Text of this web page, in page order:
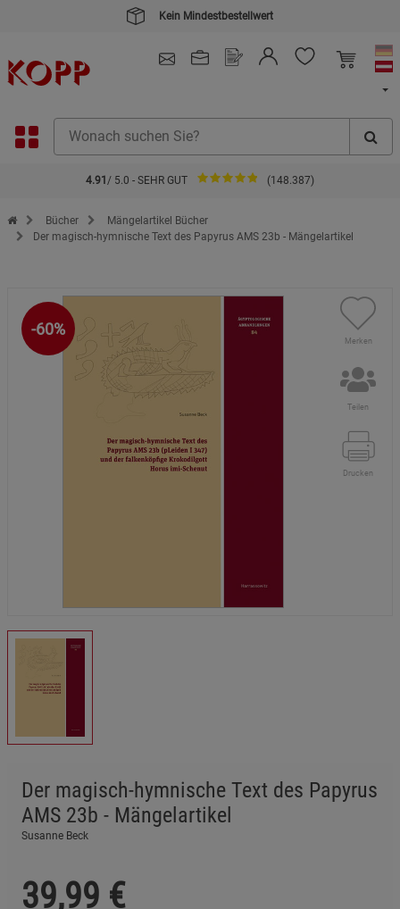
Kein Mindestbestellwert
4.91 / 5.0 - SEHR GUT (148.387)
Zur Startseite des Kopp Verlag Online-Shop
Bücher
Mängelartikel Bücher
Der magisch-hymnische Text des Papyrus AMS 23b - Mängelartikel
-60%
Merken
Teilen
Drucken
Der magisch-hymnische Text des Papyrus
AMS 23b - Mängelartikel
Susanne Beck
39,99 €